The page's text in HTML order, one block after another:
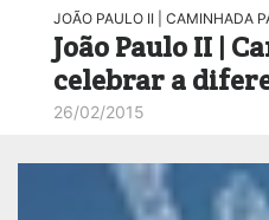
JOÃO PAULO II | CAMINHADA
João Paulo II |
celebrar a
26/02/2015